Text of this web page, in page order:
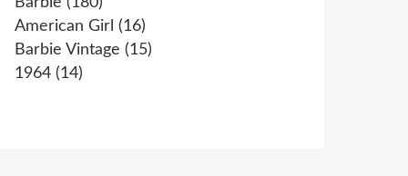
American Girl (16)
Barbie Vintage (15)
1964 (14)